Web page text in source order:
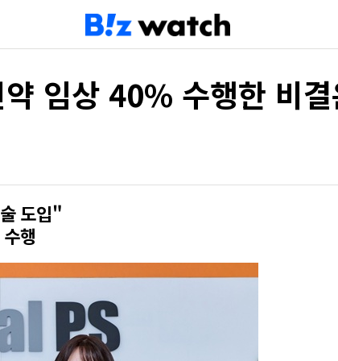
임상 40% 수행한 비
도입"
행